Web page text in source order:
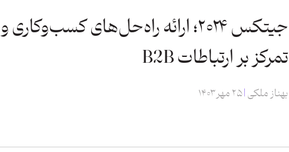
جیتکس ۲۰۲۴؛ ارائه راه‌حل‌های کسب‌وکاری و
تمرکز بر ارتباطات B2B
بهناز ملکی ۲۵ مهر ۱۴۰۳